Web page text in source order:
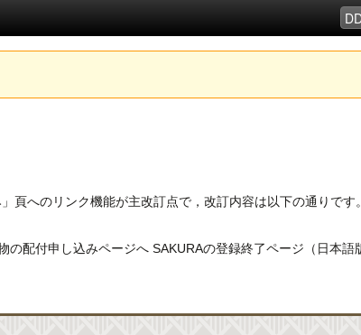
頁へのリンク機能が主改訂点で，改訂内容は以下の通りです
配付申し込みページへ SAKURAの登録終了ページ（日本語